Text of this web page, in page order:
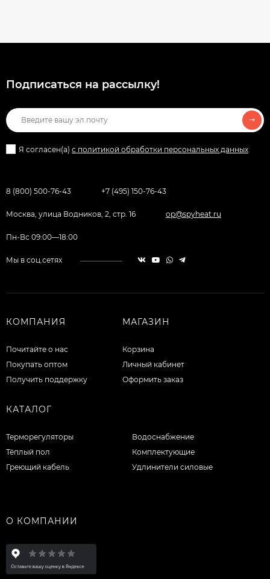
Подписаться на рассылкy!
Я согласен(a) с политикой обработки персональных данных
8 (800) 500-76-43 +7 (495) 150-76-43
Москва, улица Водников, 2, стр. 16 op@spyheat.ru
Пн-Вс 09:00—18:00
Мы в соц.сетях
КОМПАНИЯ
Почитайте о нас
Покупать оптом
Получить поддержку
МАГАЗИН
Корзина
Личный кабинет
Оформить заказ
КАТАЛОГ
Терморегуляторы
Тёплый пол
Греющий кабель
Водоснабжение
Комплектующие
Удлинители силовые
О КОМПАНИИ